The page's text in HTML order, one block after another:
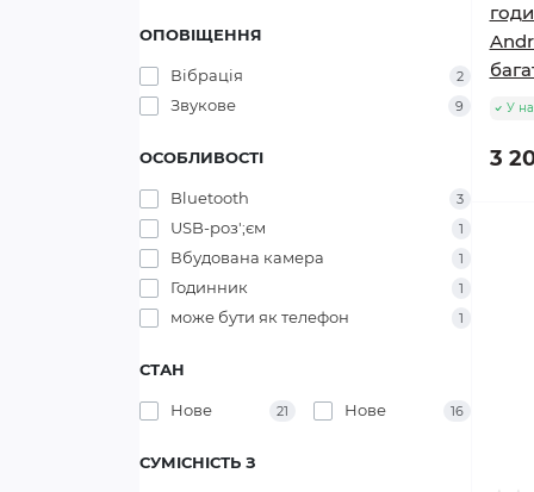
ОПОВІЩЕННЯ
Вібрація 2
Звукове 9
ОСОБЛИВОСТІ
Bluetooth 3
USB-роз';єм 1
Вбудована камера 1
Годинник 1
може бути як телефон 1
СТАН
Нове 21 Нове 16
СУМІСНІСТЬ З
У
3